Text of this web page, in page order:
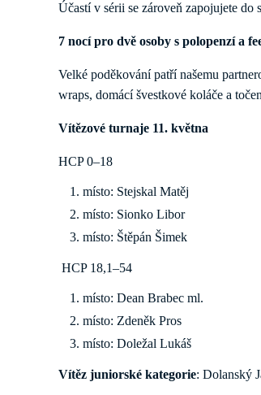
Účastí v sérii se zároveň zapojujete do
7 nocí pro dvě osoby s polopenzí a
Velké poděkování patří našemu
wraps, domácí švestkové koláče a
Vítězové turnaje 11. května
HCP 0–18
místo: Stejskal Matěj
místo: Sionko Libor
místo: Štěpán Šimek
HCP 18,1–54
místo: Dean Brabec ml.
místo: Zdeněk Pros
místo: Doležal Lukáš
Vítěz juniorské kategorie: Dolanský